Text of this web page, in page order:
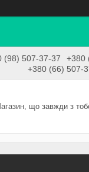
(98) 507-37-37
+380
+380 (66) 507-
що завжди з